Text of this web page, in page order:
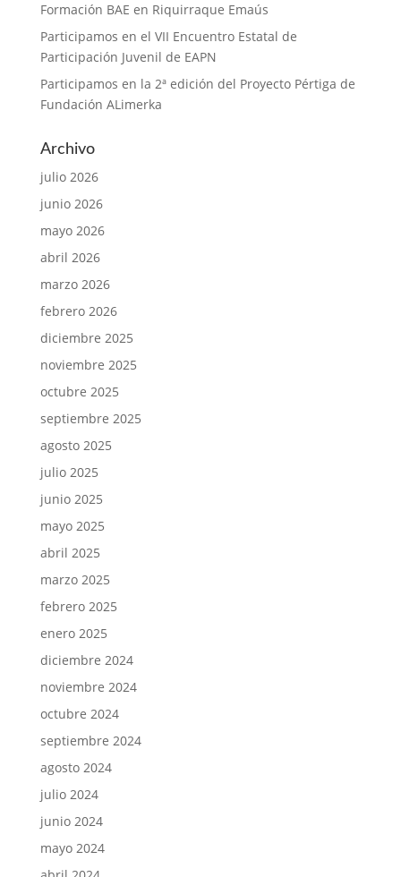
Formación BAE en Riquirraque Emaús
Participamos en el VII Encuentro Estatal de
Participación Juvenil de EAPN
Participamos en la 2ª edición del Proyecto Pértiga de
Fundación ALimerka
Archivo
julio 2026
junio 2026
mayo 2026
abril 2026
marzo 2026
febrero 2026
diciembre 2025
noviembre 2025
octubre 2025
septiembre 2025
agosto 2025
julio 2025
junio 2025
mayo 2025
abril 2025
marzo 2025
febrero 2025
enero 2025
diciembre 2024
noviembre 2024
octubre 2024
septiembre 2024
agosto 2024
julio 2024
junio 2024
mayo 2024